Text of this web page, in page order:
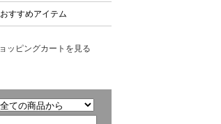
おすすめアイテム